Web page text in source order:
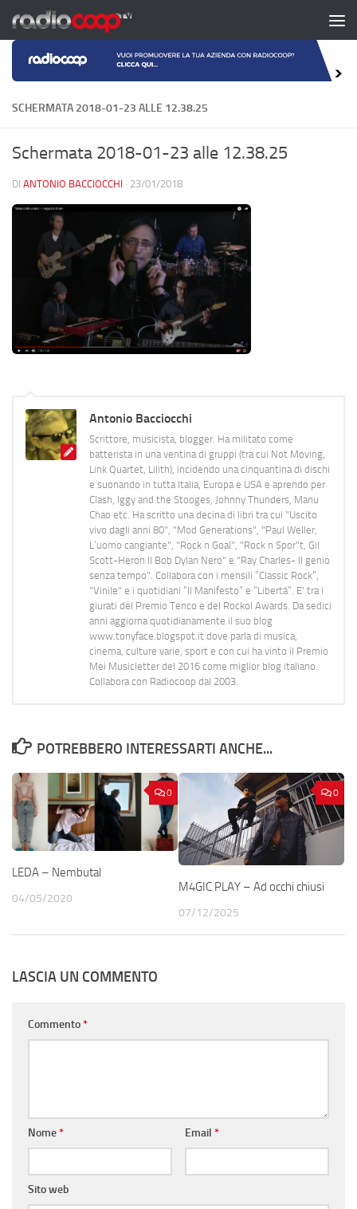
Salta al contenuto
SCHERMATA 2018-01-23 ALLE 12.38.25
Schermata 2018-01-23 alle 12.38.25
DI ANTONIO BACCIOCCHI · 23/01/2018
Antonio Bacciocchi
Scrittore, musicista, blogger. Ha militato come
batterista in una ventina di gruppi (tra cui Not Moving,
Link Quartet, Lilith), incidendo una cinquantina di dischi
e suonando in tutta Italia, Europa e USA e aprendo per
Clash, Iggy and the Stooges, Johnny Thunders, Manu
Chao etc. Ha scritto una decina di libri tra cui "Uscito
vivo dagli anni 80", "Mod Generations", "Paul Weller,
L’uomo cangiante", "Rock n Goal", "Rock n Spor"t, Gil
Scott-Heron Il Bob Dylan Nero" e "Ray Charles- Il genio
senza tempo". Collabora con i mensili “Classic Rock”,
"Vinile" e i quotidiani “Il Manifesto” e “Libertà”. E' tra i
giurati del Premio Tenco e del Rockol Awards. Da sedici
anni aggiorna quotidianamente il suo blog
www.tonyface.blogspot.it dove parla di musica,
cinema, culture varie, sport e con cui ha vinto il Premio
Mei Musicletter del 2016 come miglior blog italiano.
Collabora con Radiocoop dal 2003.
POTREBBERO INTERESSARTI ANCHE...
0
LEDA – Nembutal
04/05/2020
0
M4GIC PLAY – Ad occhi chiusi
07/12/2025
LASCIA UN COMMENTO
Commento*
Nome* Email *
Sito web